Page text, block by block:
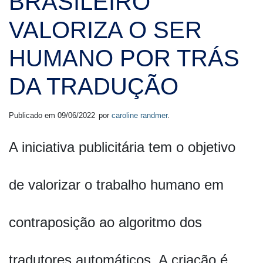
VALORIZA O SER
HUMANO POR TRÁS
DA TRADUÇÃO
Publicado em 09/06/2022 por caroline randmer.
A iniciativa publicitária tem o objetivo
de valorizar o trabalho humano em
contraposição ao algoritmo dos
tradutores automáticos. A criação é